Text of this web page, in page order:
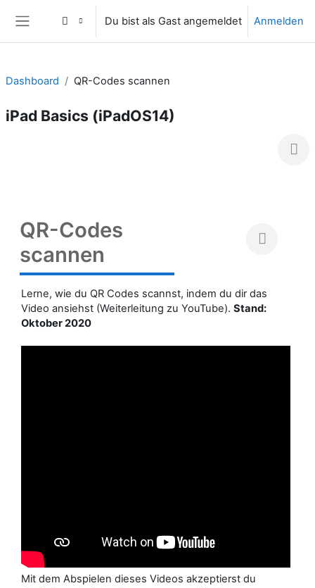
Website-Übersicht
Du bist als Gast angemeldet Anmelden
Dashboard QR-Codes scannen
iPad Basics (iPadOS14)
QR-Codes
scannen
Lerne, wie du QR Codes scannst, indem du dir das
Video ansiehst (Weiterleitung zu YouTube). Stand:
Oktober 2020
Mit dem Abspielen dieses Videos akzeptierst du